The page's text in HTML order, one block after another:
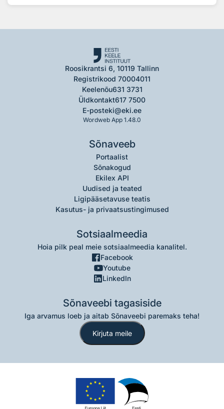
Roosikrantsi 6, 10119 Tallinn
Registrikood 70004011
Keelenõu631 3731
Üldkontakt617 7500
E-posteki@eki.ee
Wordweb App 1.48.0
Sõnaveeb
Portaalist
Sõnakogud
Ekilex API
Uudised ja teated
Ligipääsetavuse teatis
Kasutus- ja privaatsustingimused
Sotsiaalmeedia
Hoia pilk peal meie sotsiaalmeedia kanalitel.
Facebook
Youtube
LinkedIn
Sõnaveebi tagasiside
Iga arvamus loeb ja aitab Sõnaveebi paremaks teha!
Kirjuta meile